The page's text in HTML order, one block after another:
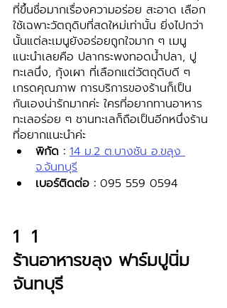
ที่ขึ้นชื่อมากเรื่องความอร่อย สะอาด เลือก
ใช้เฉพาะวัตถุดิบที่สดใหม่เท่านั้น ยิ่งไปกว่า
นั้นแต่ละเมนูยังอร่อยถูกใจมาก ๆ เมนู
แนะนำเลยคือ ปลากระพงทอดน้ำปลา, ปู
ทะเลนึ่ง, กุ้งเผา ที่เลือกแต่วัตถุดิบดี ๆ
เกรดคุณภาพ การบริการของร้านก็เป็น
กันเองน่ารักมากค่ะ ใครที่อยากทานอาหาร
ทะเลอร่อย ๆ ชานทะเลก็ถือเป็นอีกหนึ่งร้าน
ที่อยากแนะนำค่ะ
พิกัด : 14 ม.2 ต.บางชัน อ.ขลุง
จ.จันทบุรี
เบอร์ติดต่อ : 095 559 0594
1  1
ร้านอาหารขลุง ฟาร์มปูนิ่ม
จันทบุรี